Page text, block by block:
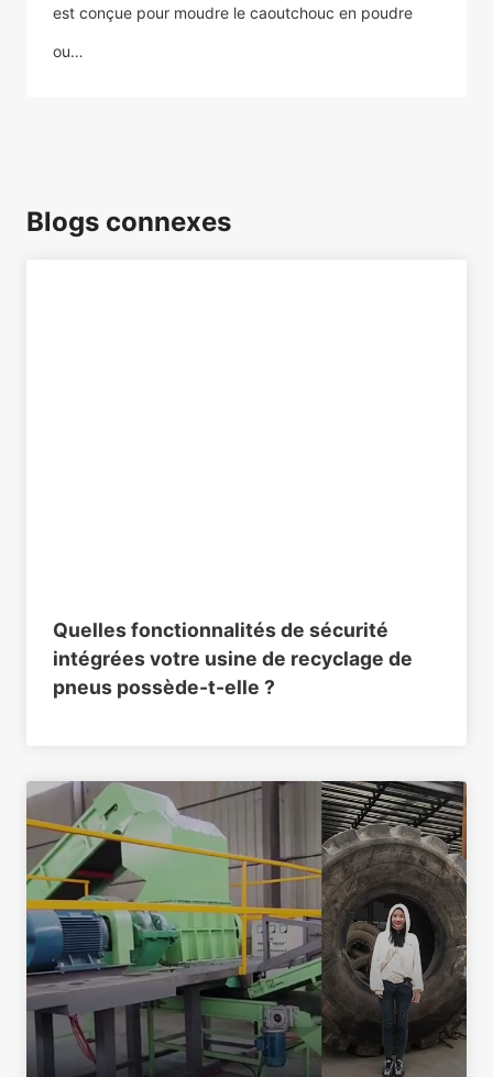
est conçue pour moudre le caoutchouc en poudre
ou…
Blogs connexes
Quelles fonctionnalités de sécurité
intégrées votre usine de recyclage de
pneus possède-t-elle ?